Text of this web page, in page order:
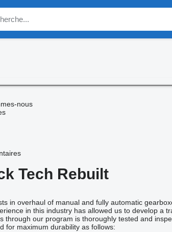
nous
Tech Rebuilt
in overhaul of manual and fully automatic
in this industry has allowed us to develop a
through our program is thoroughly tested and
for maximum durability as follows: